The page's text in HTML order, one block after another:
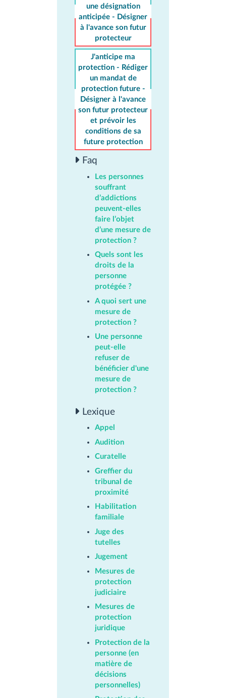
une désignation
anticipée - Désigner
à l'avance son futur
protecteur
J'anticipe ma
protection - Rédiger
un mandat de
protection future -
Désigner à l'avance
son futur protecteur
et prévoir les
conditions de sa
future protection
Faq
Les personnes
souffrant
d’addictions
peuvent-elles
faire l’objet
d’une mesure de
protection ?
Quels sont les
droits de la
personne
protégée ?
A quoi sert une
mesure de
protection ?
Une personne
peut-elle
refuser de
bénéficier d'une
mesure de
protection ?
Lexique
Appel
Audition
Curatelle
Greffier du
tribunal de
proximité
Habilitation
familiale
Juge des
tutelles
Jugement
Mesures de
protection
judiciaire
Mesures de
protection
juridique
Protection de la
personne (en
matière de
décisions
personnelles)